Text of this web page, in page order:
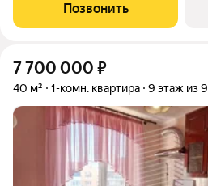
Позвонить
7 700 000 ₽
40 м² 1-комн. квартира 9 этаж из 9